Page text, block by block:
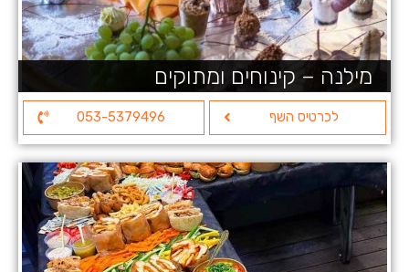
מילנה – קינוחים ומתוקים
לכרטיס השף 053-5379496